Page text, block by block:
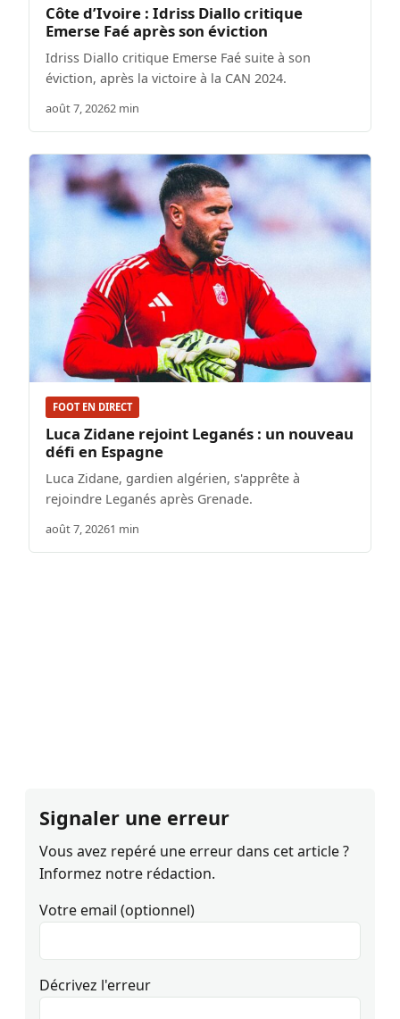
Côte d’Ivoire : Idriss Diallo critique
Emerse Faé après son éviction
Idriss Diallo critique Emerse Faé suite à son
éviction, après la victoire à la CAN 2024.
août 7, 20262 min
FOOT EN DIRECT
Luca Zidane rejoint Leganés : un nouveau
défi en Espagne
Luca Zidane, gardien algérien, s'apprête à
rejoindre Leganés après Grenade.
août 7, 20261 min
Signaler une erreur
Vous avez repéré une erreur dans cet article ?
Informez notre rédaction.
Votre email (optionnel)
Décrivez l'erreur